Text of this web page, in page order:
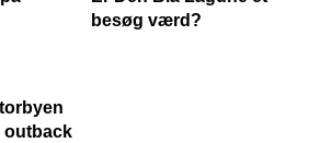
besøg værd?
outback